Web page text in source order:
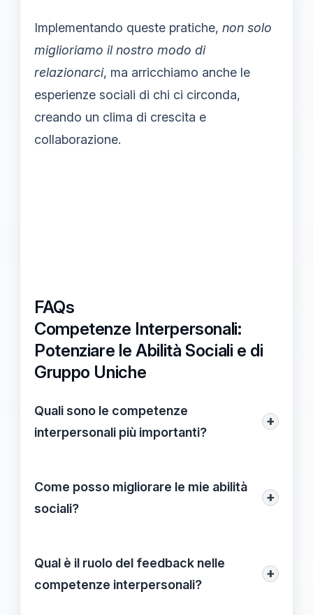
Implementando queste pratiche, non solo
miglioriamo il nostro modo di
relazionarci, ma arricchiamo anche le
esperienze sociali di chi ci circonda,
creando un clima di crescita e
collaborazione.
FAQs
Competenze Interpersonali:
Potenziare le Abilità Sociali e di
Gruppo Uniche
Quali sono le competenze
interpersonali più importanti?
+
importanti includono l'ascolto attivo, la
comunicazione chiara, l'empatia, la
di queste competenze contribuisce a
stabilire relazioni forti e collaborative.
Come posso migliorare le mie abilità
sociali?
+
praticare l'ascolto attivo durante le
conversazioni, richiedere feedback sulla
Qual è il ruolo del feedback nelle
competenze interpersonali?
+